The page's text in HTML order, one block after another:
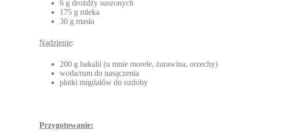
6 g drożdży suszonych
175 g mleka
30 g masła
Nadzienie:
200 g bakalii (u mnie morele, żurawina, orzechy)
woda/rum do nasączenia
płatki migdałów do ozdoby
Przygotowanie: